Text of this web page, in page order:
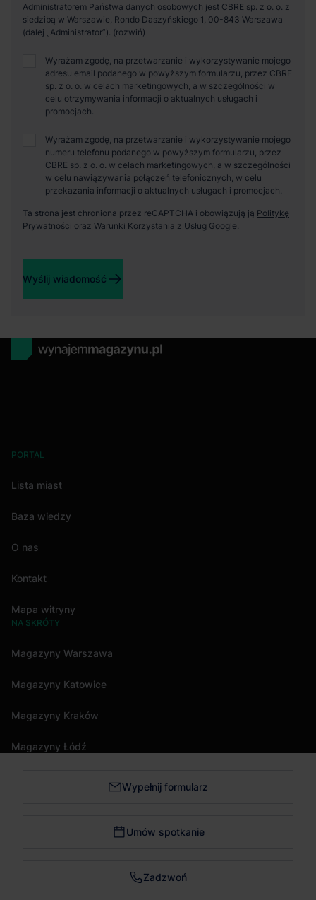
Administratorem Państwa danych osobowych jest CBRE sp. z o. o. z
siedzibą w Warszawie, Rondo Daszyńskiego 1, 00-843 Warszawa
(dalej „Administrator”).
Wyrażam zgodę, na przetwarzanie i wykorzystywanie mojego
adresu email podanego w powyższym formularzu, przez CBRE
sp. z o. o. w celach marketingowych, a w szczególności w
celu otrzymywania informacji o aktualnych usługach i
promocjach.
Wyrażam zgodę, na przetwarzanie i wykorzystywanie mojego
numeru telefonu podanego w powyższym formularzu, przez
CBRE sp. z o. o. w celach marketingowych, a w szczególności
w celu nawiązywania połączeń telefonicznych, w celu
przekazania informacji o aktualnych usługach i promocjach.
Ta strona jest chroniona przez reCAPTCHA i obowiązują ją Politykę
Prywatności oraz Warunki Korzystania z Usług Google.
Wyślij wiadomość
PORTAL
Lista miast
Baza wiedzy
O nas
Kontakt
Mapa witryny
NA SKRÓTY
Magazyny Warszawa
Magazyny Katowice
Magazyny Kraków
Magazyny Łódź
Magazyny Trójmiasto Wypełnij formularz
Umów spotkanie
Zadzwoń